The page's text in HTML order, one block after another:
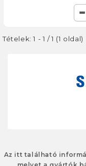
Tételek: 1 - 1 / 1 (1 oldal)
Az itt található